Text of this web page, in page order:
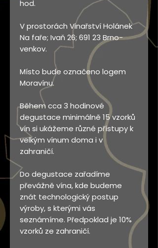
hod.
V prostorách Vinařství Holánek
Na faře; Ivaň 26; 691 23 Brno-
venkov.
Místo bude označeno logem
Moravínu.
Během cca 3 hodinové
degustace minimálně 15 vzorků
vín si ukážeme různé přístupy k
velkým vínum doma i v
zahraničí.
Do degustace zařadíme
převážně vína, kde budeme
znát technologický postup
výroby, s kterými vás
seznámíme. Předpoklad je 10%
vzorků ze zahraničí.